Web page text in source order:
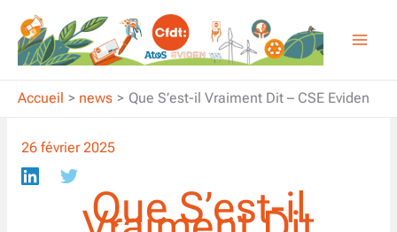
contenu
Accueil news Que S’est-il Vraiment Dit – CSE Eviden
26 février 2025
Que S’est-il